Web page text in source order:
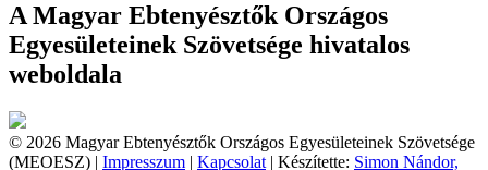
A Magyar Ebtenyésztők Országos
Egyesületeinek Szövetsége hivatalos
weboldala
© 2026 Magyar Ebtenyésztők Országos Egyesületeinek Szövetsége
(MEOESZ) | Impresszum | Kapcsolat | Készítette: Simon Nándor,